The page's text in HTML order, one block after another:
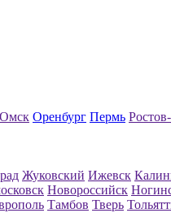
Омск Оренбург Пермь
Жуковский Ижевск
Новороссийск
Тамбов Тверь